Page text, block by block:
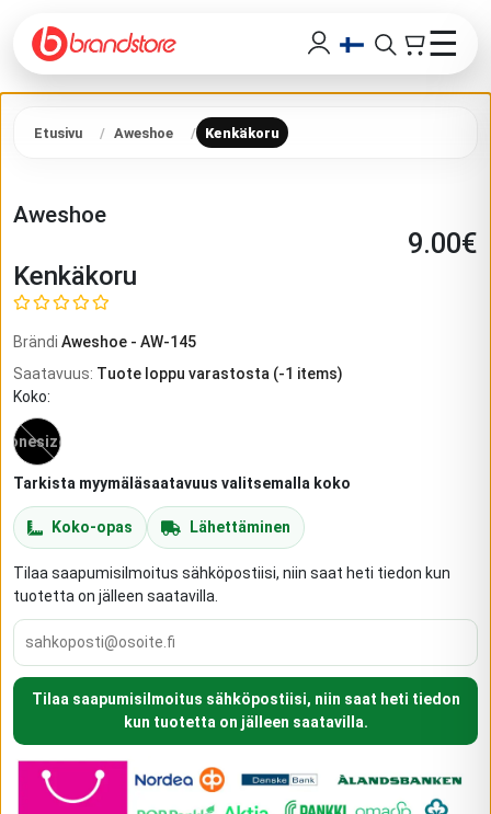
☰
Etusivu Aweshoe Kenkäkoru
Aweshoe
9.00€
Kenkäkoru
Brändi Aweshoe - AW-145
Saatavuus: Tuote loppu varastosta (-1 items)
Koko:
onesize
Tarkista myymäläsaatavuus valitsemalla koko
Koko-opas Lähettäminen
Tilaa saapumisilmoitus sähköpostiisi, niin saat heti tiedon kun
tuotetta on jälleen saatavilla.
Tilaa saapumisilmoitus sähköpostiisi, niin saat heti tiedon
kun tuotetta on jälleen saatavilla.